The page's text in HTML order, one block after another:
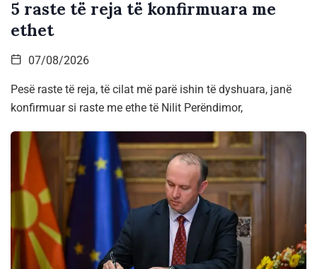
5 raste të reja të konfirmuara me
ethet
07/08/2026
Pesë raste të reja, të cilat më parë ishin të dyshuara, janë
konfirmuar si raste me ethe të Nilit Perëndimor,